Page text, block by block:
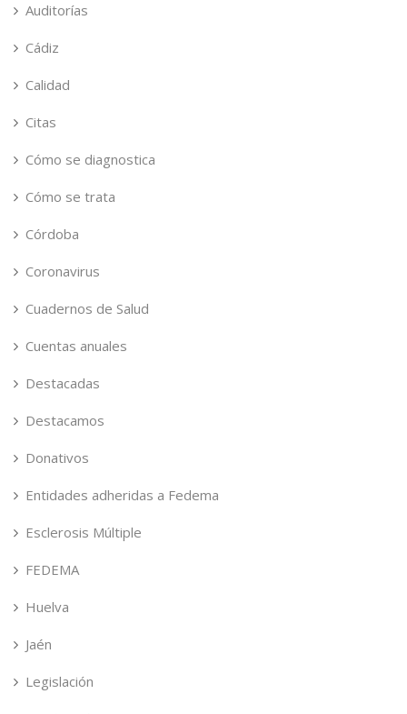
Auditorías
Cádiz
Calidad
Citas
Cómo se diagnostica
Cómo se trata
Córdoba
Coronavirus
Cuadernos de Salud
Cuentas anuales
Destacadas
Destacamos
Donativos
Entidades adheridas a Fedema
Esclerosis Múltiple
FEDEMA
Huelva
Jaén
Legislación